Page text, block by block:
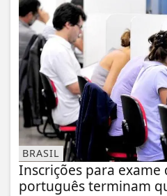
BRASIL
Inscrições para
português terminam